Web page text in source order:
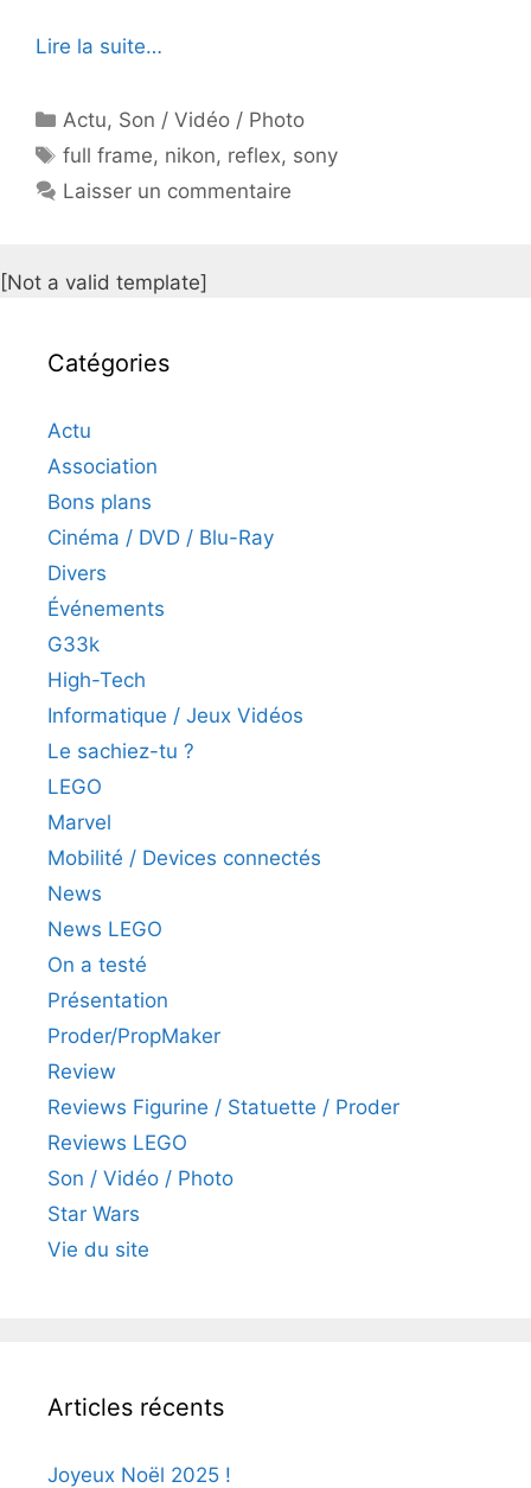
Lire la suite…
Catégories
Actu, Son / Vidéo / Photo
Étiquettes
full frame, nikon, reflex, sony
Laisser un commentaire
[Not a valid template]
Catégories
Actu
Association
Bons plans
Cinéma / DVD / Blu-Ray
Divers
Événements
G33k
High-Tech
Informatique / Jeux Vidéos
Le sachiez-tu ?
LEGO
Marvel
Mobilité / Devices connectés
News
News LEGO
On a testé
Présentation
Proder/PropMaker
Review
Reviews Figurine / Statuette / Proder
Reviews LEGO
Son / Vidéo / Photo
Star Wars
Vie du site
Articles récents
Joyeux Noël 2025 !